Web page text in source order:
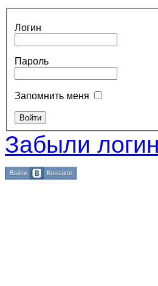
Логин
Пароль
Запомнить меня
Забыли